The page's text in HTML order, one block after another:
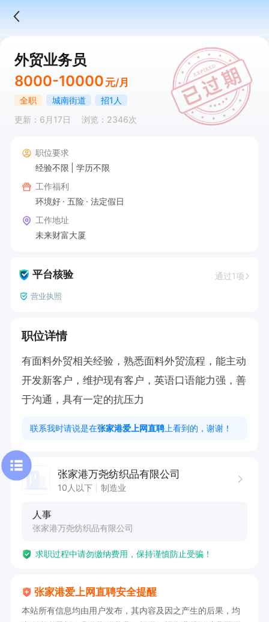
外贸业务员
8000-10000 元/月
全职 城南街道
招1人
更新：6月17日
浏览：2346次
职位要求
经验不限
学历不限
工作福利
环境好
五险
法定假日
工作地址
未来财富大厦
平台核验 通过1项
营业执照
职位详情
有面料外贸相关经验，熟悉面料外贸流程，能主动
开发新客户，维护现有客户，英语口语能力强，善
于沟通，具有一定的抗压力
联系我时请说是在张家港爱上网直聘 上看到的，谢谢！
张家港万尧纺织品有限公司
10人以下 制造业
人事
张家港万尧纺织品有限公司
求职过程中请勿缴纳费用，保持谨慎防止受骗！
张家港爱上网直聘安全提醒
本站所有信息均由用户发布，其内容及因之产生的后果，均